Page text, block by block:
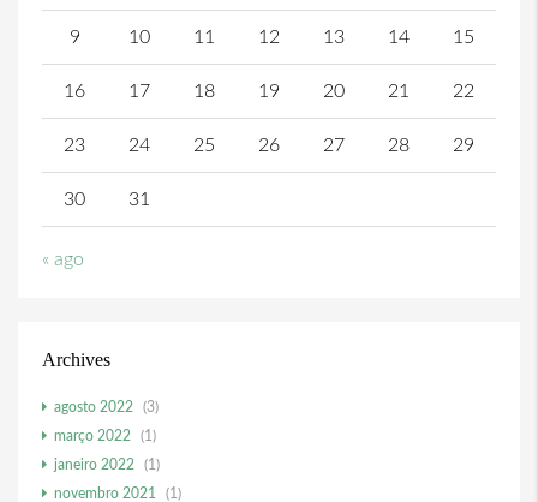
9 10 11 12 13 14 15
16 17 18 19 20 21 22
23 24 25 26 27 28 29
30 31
« ago
Archives
agosto 2022
(3)
março 2022
(1)
janeiro 2022
(1)
novembro 2021
(1)